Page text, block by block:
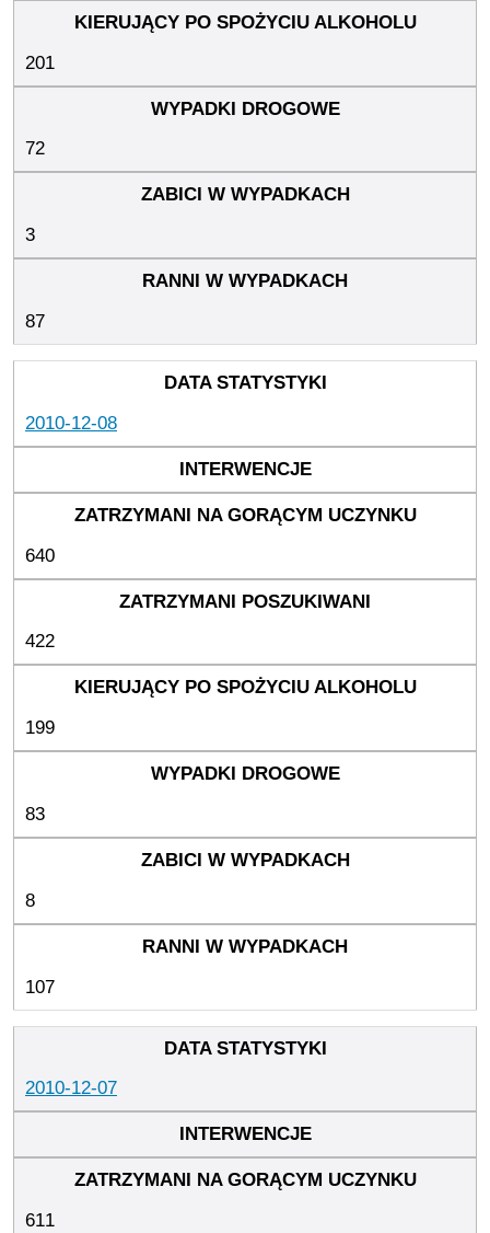
201
72
3
87
2010-12-08
640
422
199
83
8
107
2010-12-07
611